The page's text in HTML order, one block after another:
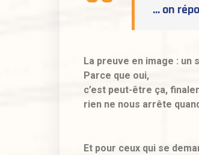
… on
La preuve en image :
Parce que oui,
c’est peut-être ça,
rien ne nous arrête
Et pour ceux qui se